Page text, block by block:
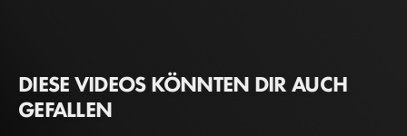
DIESE VIDEOS KÖNNTEN DIR AUCH
GEFALLEN